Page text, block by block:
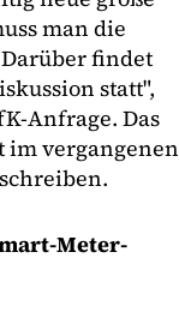
man die
findet
statt",
Anfrage. Das
im vergangenen
Meter-